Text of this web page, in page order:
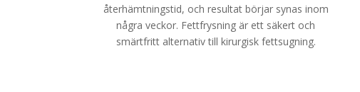
återhämtningstid, och resultat börjar synas inom
några veckor. Fettfrysning är ett säkert och
smärtfritt alternativ till kirurgisk fettsugning.